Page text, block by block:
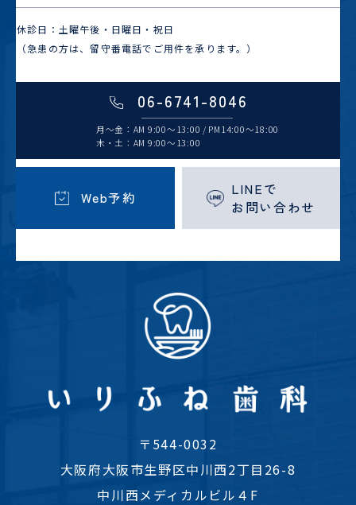
休診日：土曜午後・日曜日・祝日
（急患の方は、留守番電話でご用件を承ります。）
06-6741-8046
月～金：AM 9:00～13:00 / PM14:00～18:00
木・土：AM 9:00～13:00
Web予約
LINEで
お問い合わせ
〒544-0032
大阪府大阪市生野区中川西2丁目26-8
中川西メディカルビル４F